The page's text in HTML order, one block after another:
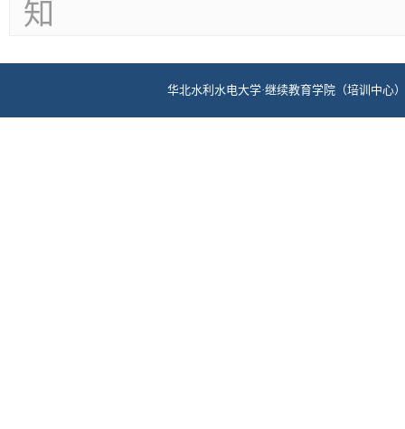
知
华北水利水电大学·继续教育学院（培训中